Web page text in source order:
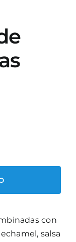
con
salsa